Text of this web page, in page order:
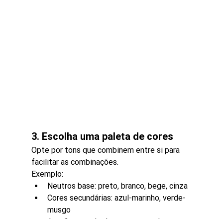
3. Escolha uma paleta de cores
Opte por tons que combinem entre si para
facilitar as combinações.
Exemplo:
Neutros base: preto, branco, bege, cinza
Cores secundárias: azul-marinho, verde-
musgo